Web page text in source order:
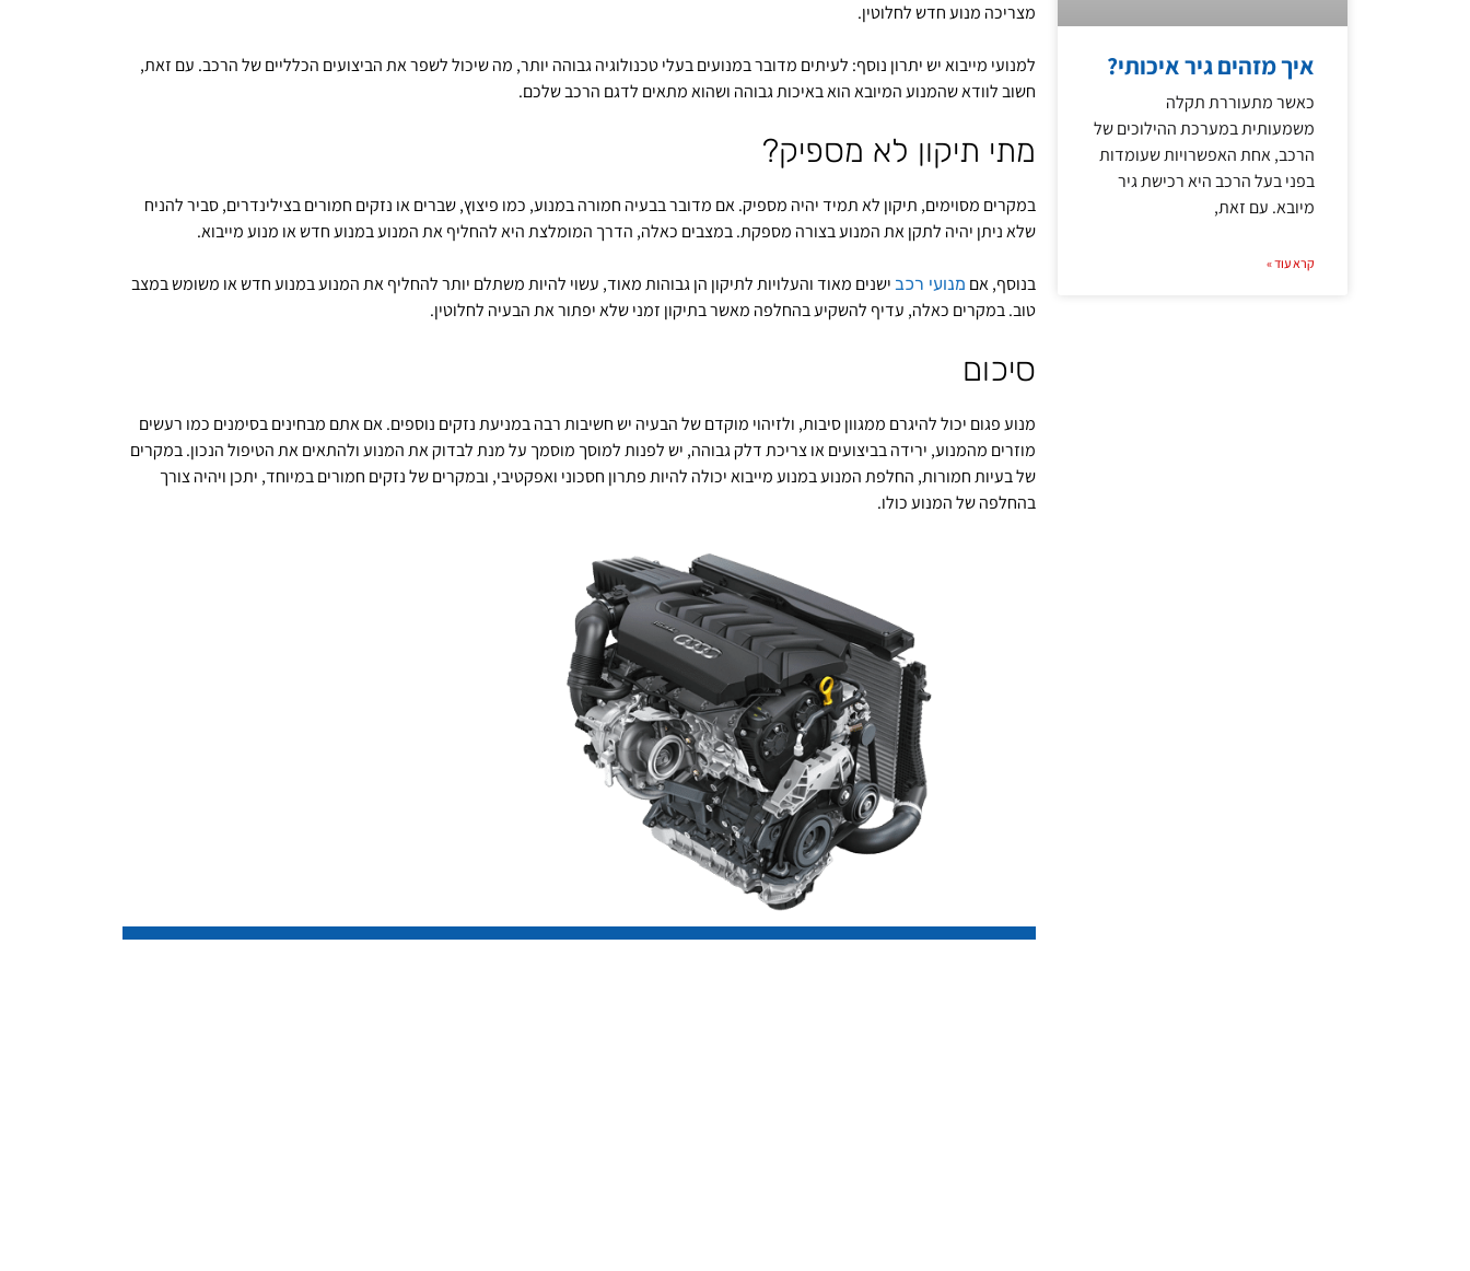
איך מזהים גיר איכותי?
כאשר מתעוררת תקלה
משמעותית במערכת ההילוכים של
הרכב, אחת האפשרויות שעומדות
בפני בעל הרכב היא רכישת גיר
מיובא. עם זאת,
קרא עוד »
מצריכה מנוע חדש לחלוטין.
למנועי מייבוא יש יתרון נוסף: לעיתים מדובר במנועים בעלי טכנולוגיה גבוהה יותר, מה שיכול לשפר את הביצועים הכלליים של הרכב. עם זאת,
חשוב לוודא שהמנוע המיובא הוא באיכות גבוהה ושהוא מתאים לדגם הרכב שלכם.
מתי תיקון לא מספיק?
במקרים מסוימים, תיקון לא תמיד יהיה מספיק. אם מדובר בבעיה חמורה במנוע, כמו פיצוץ, שברים או נזקים חמורים בצילינדרים, סביר להניח
שלא ניתן יהיה לתקן את המנוע בצורה מספקת. במצבים כאלה, הדרך המומלצת היא להחליף את המנוע במנוע חדש או מנוע מייבוא.
בנוסף, אם מנועי רכב ישנים מאוד והעלויות לתיקון הן גבוהות מאוד, עשוי להיות משתלם יותר להחליף את המנוע במנוע חדש או משומש במצב
טוב. במקרים כאלה, עדיף להשקיע בהחלפה מאשר בתיקון זמני שלא יפתור את הבעיה לחלוטין.
סיכום
מנוע פגום יכול להיגרם ממגוון סיבות, ולזיהוי מוקדם של הבעיה יש חשיבות רבה במניעת נזקים נוספים. אם אתם מבחינים בסימנים כמו רעשים
מוזרים מהמנוע, ירידה בביצועים או צריכת דלק גבוהה, יש לפנות למוסך מוסמך על מנת לבדוק את המנוע ולהתאים את הטיפול הנכון. במקרים
של בעיות חמורות, החלפת המנוע במנוע מייבוא יכולה להיות פתרון חסכוני ואפקטיבי, ובמקרים של נזקים חמורים במיוחד, יתכן ויהיה צורך
בהחלפה של המנוע כולו.